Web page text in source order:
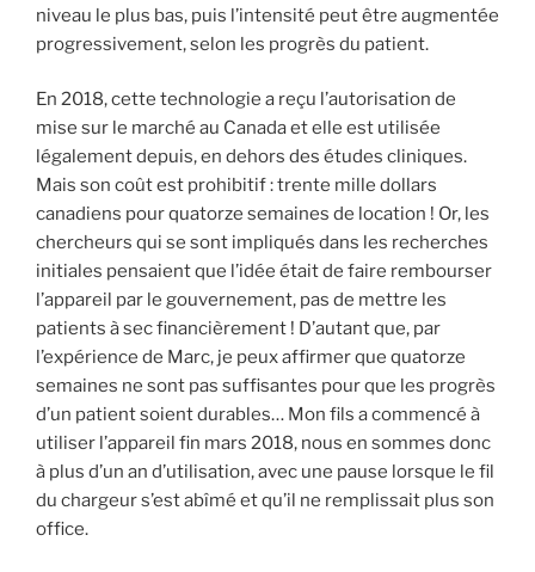
niveau le plus bas, puis l’intensité peut être augmentée
progressivement, selon les progrès du patient.
En 2018, cette technologie a reçu l’autorisation de
mise sur le marché au Canada et elle est utilisée
légalement depuis, en dehors des études cliniques.
Mais son coût est prohibitif : trente mille dollars
canadiens pour quatorze semaines de location ! Or, les
chercheurs qui se sont impliqués dans les recherches
initiales pensaient que l’idée était de faire rembourser
l’appareil par le gouvernement, pas de mettre les
patients à sec financièrement ! D’autant que, par
l’expérience de Marc, je peux affirmer que quatorze
semaines ne sont pas suffisantes pour que les progrès
d’un patient soient durables… Mon fils a commencé à
utiliser l’appareil fin mars 2018, nous en sommes donc
à plus d’un an d’utilisation, avec une pause lorsque le fil
du chargeur s’est abîmé et qu’il ne remplissait plus son
office.